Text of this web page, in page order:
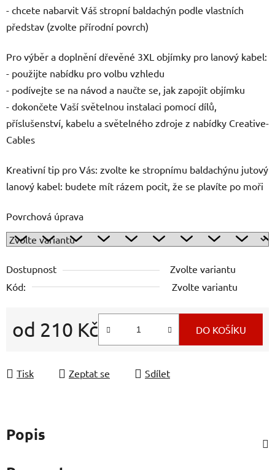
- chcete nabarvit Váš stropní baldachýn podle vlastních
představ (zvolte přírodní povrch)
Pro výběr a doplnění dřevěné 3XL objímky pro lanový kabel:
- použijte nabídku pro volbu vzhledu
- podívejte se na návod a naučte se, jak zapojit objímku
- dokončete Vaší světelnou instalaci pomocí dílů,
příslušenství, kabelu a světelného zdroje z nabídky Creative-
Cables
Kreativní tip pro Vás: zvolte ke stropnímu baldachýnu jutový
lanový kabel: budete mít rázem pocit, že se plavíte po moři
Povrchová úprava
Dostupnost
Zvolte variantu
Kód:
Zvolte variantu
od 210 Kč DO KOŠÍKU
Tisk Zeptat se Sdílet
Popis